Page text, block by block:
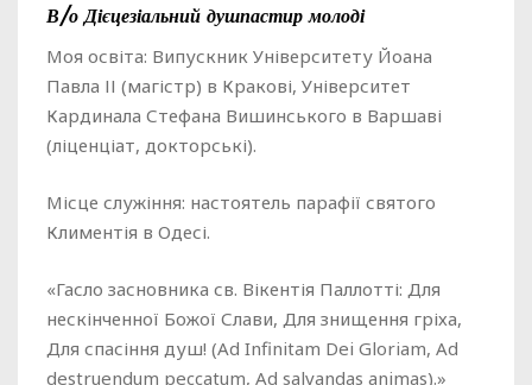
В/о Дієцезіальний душпастир молоді
Моя освіта: Випускник Університету Йоана
Павла ІІ (магістр) в Кракові, Університет
Кардинала Стефана Вишинського в Варшаві
(ліценціат, докторські).
Місце служіння: настоятель парафії святого
Климентія в Одесі.
«Гасло засновника св. Вікентія Паллотті: Для
нескінченної Божої Слави, Для знищення гріха,
Для спасіння душ! (Ad Infinitam Dei Gloriam, Ad
destruendum peccatum, Ad salvandas animas).»